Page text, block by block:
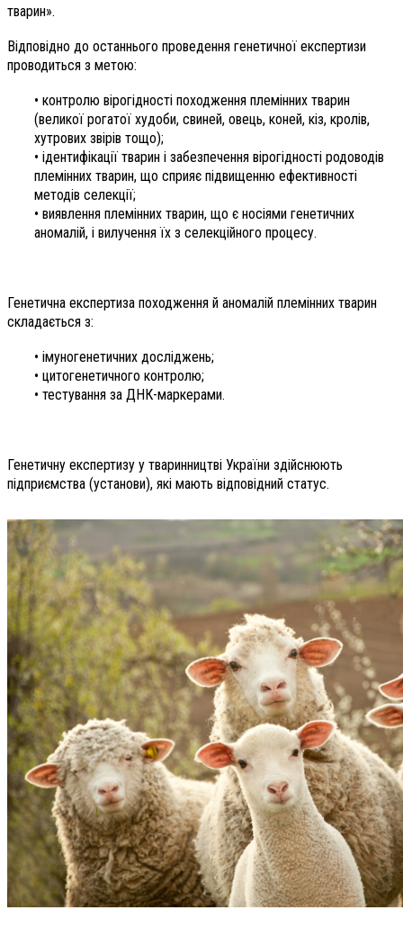
тварин».
Відповідно до останнього проведення генетичної експертизи
проводиться з метою:
• контролю вірогідності походження племінних тварин
(великої рогатої худоби, свиней, овець, коней, кіз, кролів,
хутрових звірів тощо);
• ідентифікації тварин і забезпечення вірогідності родоводів
племінних тварин, що сприяє підвищенню ефективності
методів селекції;
• виявлення племінних тварин, що є носіями генетичних
аномалій, і вилучення їх з селекційного процесу.
Генетична експертиза походження й аномалій племінних тварин
складається з:
• імуногенетичних досліджень;
• цитогенетичного контролю;
• тестування за ДНК-марке­рами.
Генетичну експертизу у тваринництві України здійснюють
підприємства (установи), які мають відповідний статус.